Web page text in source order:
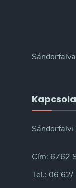
Sándorfalva
Sándorfalvi
Cím: 6762
Tel.: 06